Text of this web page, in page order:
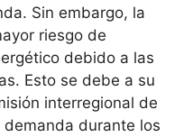
Sin embargo, la
riesgo de
debido a las
Esto se debe a su
interregional de
durante los